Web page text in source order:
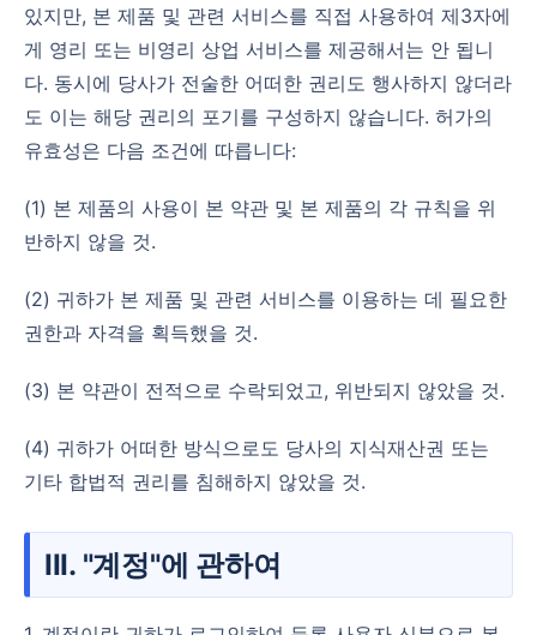
있지만, 본 제품 및 관련 서비스를 직접 사용하여 제3자에
게 영리 또는 비영리 상업 서비스를 제공해서는 안 됩니
다. 동시에 당사가 전술한 어떠한 권리도 행사하지 않더라
도 이는 해당 권리의 포기를 구성하지 않습니다. 허가의
유효성은 다음 조건에 따릅니다:
(1) 본 제품의 사용이 본 약관 및 본 제품의 각 규칙을 위
반하지 않을 것.
(2) 귀하가 본 제품 및 관련 서비스를 이용하는 데 필요한
권한과 자격을 획득했을 것.
(3) 본 약관이 전적으로 수락되었고, 위반되지 않았을 것.
(4) 귀하가 어떠한 방식으로도 당사의 지식재산권 또는
기타 합법적 권리를 침해하지 않았을 것.
III. "계정"에 관하여